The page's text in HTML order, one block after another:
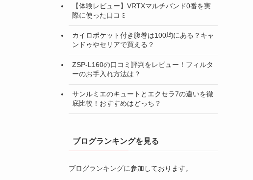
【体験レビュー】VRTXマルチバンド0番を実
際に使った口コミ
カイロポケット付き腹巻は100均にある？キャ
ンドゥやセリアで買える？
ZSP-L160の口コミ評判をレビュー！フィルタ
ーのお手入れ方法は？
サンルミエのキュートとエクセラ7の違いを徹
底比較！おすすめはどっち？
ブログランキングを見る
ブログランキングに参加しております。